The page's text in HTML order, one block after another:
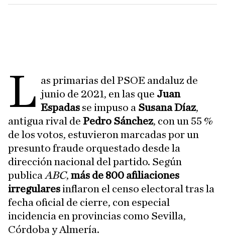
L as primarias del PSOE andaluz de
junio de 2021, en las que Juan
Espadas se impuso a Susana Díaz,
antigua rival de Pedro Sánchez, con un 55 %
de los votos, estuvieron marcadas por un
presunto fraude orquestado desde la
dirección nacional del partido. Según
publica ABC, más de 800 afiliaciones
irregularesinflaron el censo electoral tras la
fecha oficial de cierre, con especial
incidencia en provincias como Sevilla,
Córdoba y Almería.